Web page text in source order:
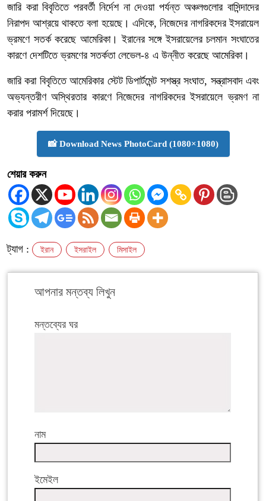
জারি করা বিবৃতিতে পরবর্তী নির্দেশ না দেওয়া পর্যন্ত অঞ্চলগুলোর বাসিন্দাদের
নিরাপদ আশ্রয়ে থাকতে বলা হয়েছে। এদিকে, নিজেদের নাগরিকদের ইসরায়েল
ভ্রমণে সতর্ক করেছে আমেরিকা। ইরানের সঙ্গে ইসরায়েলের চলমান সংঘাতের
কারণে দেশটিতে ভ্রমণের সতর্কতা লেভেল-৪ এ উন্নীত করেছে আমেরিকা।
জারি করা বিবৃতিতে আমেরিকার স্টেট ডিপার্টমেন্ট সশস্ত্র সংঘাত, সন্ত্রাসবাদ এবং
অভ্যন্তরীণ অস্থিরতার কারণে নিজেদের নাগরিকদের ইসরায়েলে ভ্রমণ না
করার পরামর্শ দিয়েছে।
📸 Download News PhotoCard (1080×1080)
শেয়ার করুন
ট্যাগ : ইরান ইসরাইল মিসাইল
আপনার মন্তব্য লিখুন
মন্তব্যের ঘর
নাম
ইমেইল